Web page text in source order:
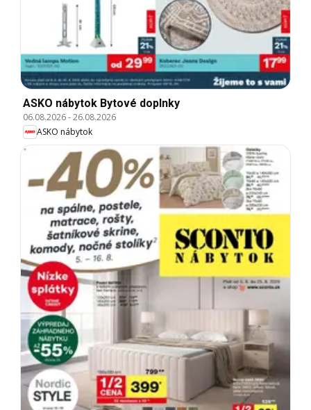
ASKO nábytok Bytové doplnky
06.08.2026-26.08.2026
ASKO nábytok